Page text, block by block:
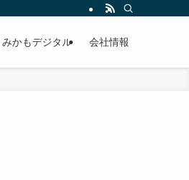
みかもデジタル 会社情報